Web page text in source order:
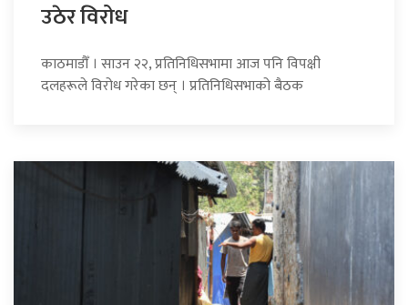
उठेर विरोध
काठमाडौँ । साउन २२, प्रतिनिधिसभामा आज पनि विपक्षी
दलहरूले विरोध गरेका छन् । प्रतिनिधिसभाको बैठक